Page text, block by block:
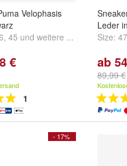
Velophasis
, 45 und weitere ...
€
1
Leder
Size: 47
ab
89,99 €
- 17%